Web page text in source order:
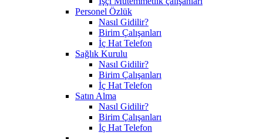
Personel Özlük
Nasıl Gidilir?
Birim Çalışanları
İç Hat Telefon
Sağlık Kurulu
Nasıl Gidilir?
Birim Çalışanları
İç Hat Telefon
Satın Alma
Nasıl Gidilir?
Birim Çalışanları
İç Hat Telefon